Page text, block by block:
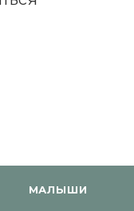
МАЛЫШИ